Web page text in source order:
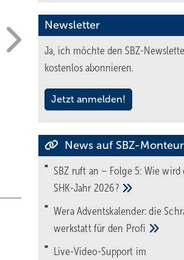
Newsletter
Ja, ich möchte den SBZ-
kostenlos abonnieren.
Jetzt anmelden!
News auf SBZ-Monteur
SBZ ruft an – Folge 5: Wie wird
SHK-Jahr 2026?
Wera Adventskalender: die
werk­statt für den Pro­fi
Live-Video-Support im